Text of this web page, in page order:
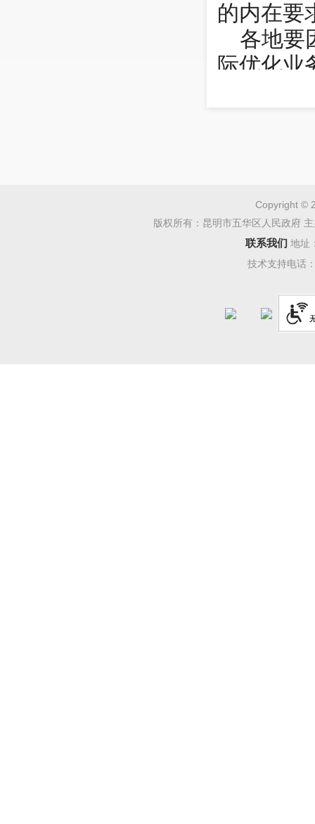
的内在要
各地要
际优化业
Copyright ©
版权所有：昆明市五华区人民政府
联系我们 地址
技术支持电话